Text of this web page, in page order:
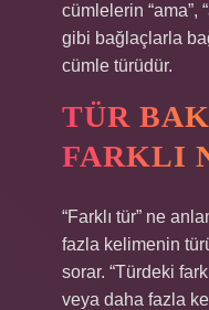
cümlelerin “ama”,
gibi bağlaçlarla
cümle türüdür.
TÜR
FARKLI
“Farklı tür” ne
fazla kelimenin
sorar. “Türdeki
veya daha fazla